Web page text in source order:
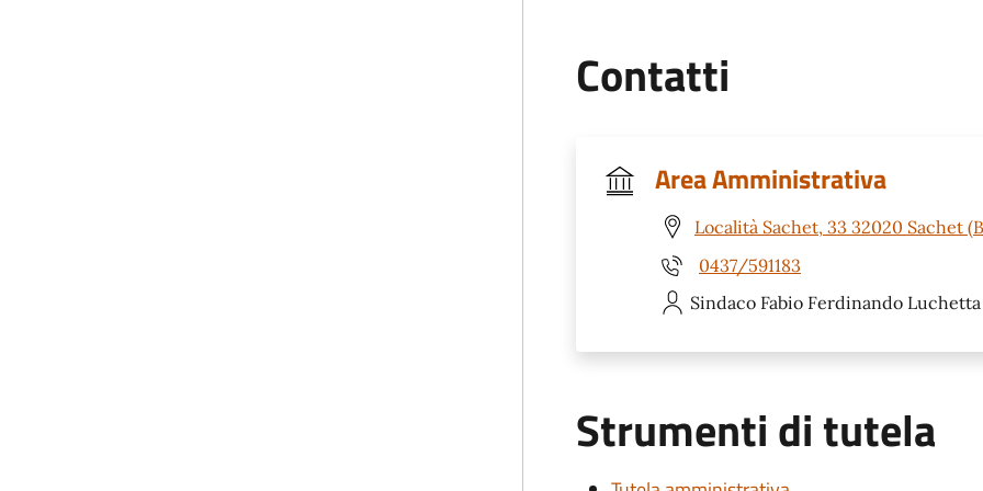
Contatti
Area Amministrativa
Località Sachet, 33 32020 Sachet
0437/591183
Sindaco Fabio Ferdinando Luchetta
Strumenti di tutela